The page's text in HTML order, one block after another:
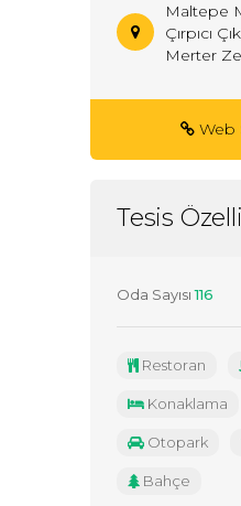
Maltepe
Çırpıcı
Merter
Web
Tesis
Oda Sayısı116
Restoran
Konaklama
Otopark
Bahçe